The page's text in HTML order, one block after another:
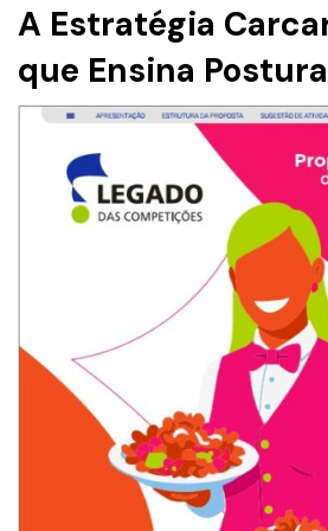
A Estratégia
que Ensina Postura